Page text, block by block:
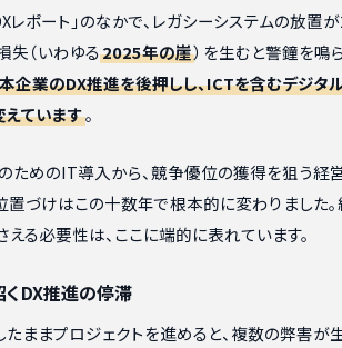
レポート」のなかで、レガシーシステムの放置
失（いわゆる2025年の崖）を生むと警鐘を鳴
企業のDX推進を後押しし、ICTを含むデジタ
えています。
のためのIT導入から、競争優位の獲得を狙う経
置づけはこの十数年で根本的に変わりました
る必要性は、ここに端的に表れています。
DX推進の停滞
ままプロジェクトを進めると、複数の弊害が